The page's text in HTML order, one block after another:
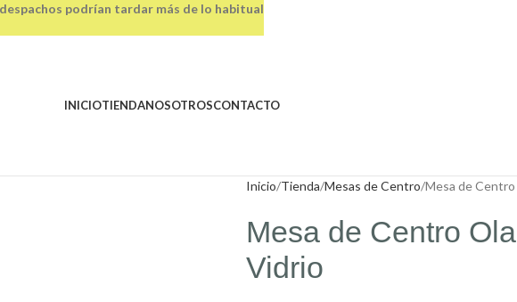
INICIOTIENDANOSOTROSCONTACTO
Inicio Tienda Mesas de Centro Mesa de
Mesa de Centro
Vidrio
podrían tardar más de lo habitual